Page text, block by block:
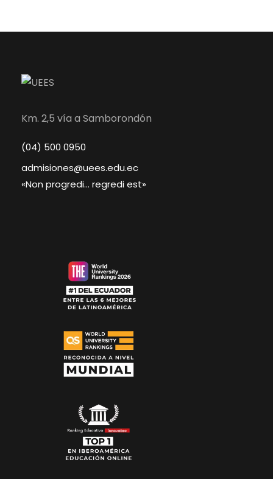
Km. 2,5 vía a Samborondón
(04) 500 0950
admisiones@uees.edu.ec
«Non progredi… regredi est»